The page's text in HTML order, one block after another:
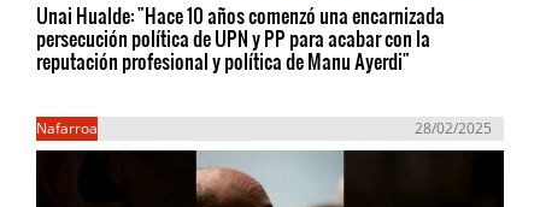
Unai Hualde: "Hace 10 años comenzó una encarnizada
persecución política de UPN y PP para acabar con la
reputación profesional y política de Manu Ayerdi"
Nafarroa 28/02/2025